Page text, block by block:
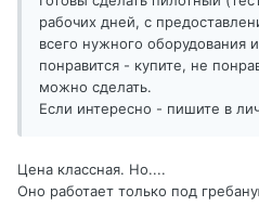
рабочих дней, с
всего нужного оборудования
понравится - купите, не
можно сделать.
Если интересно - пишите в
Цена классная. Но....
Оно работает только под